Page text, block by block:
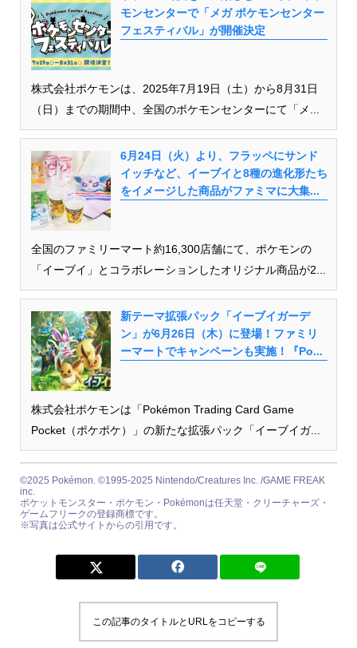
モンセンターで「メガ ポケモンセンター
フェスティバル」が開催決定
株式会社ポケモンは、2025年7月19日（土）から8月31日
（日）までの期間中、全国のポケモンセンターにて「メ...
6月24日（火）より、フラッペにサンド
イッチなど、イーブイと8種の進化形たち
をイメージした商品がファミマに大集...
全国のファミリーマート約16,300店舗にて、ポケモンの
「イーブイ」とコラボレーションしたオリジナル商品が2...
新テーマ拡張パック「イーブイガーデ
ン」が6月26日（木）に登場！ファミリ
ーマートでキャンペーンも実施！『Po...
株式会社ポケモンは「Pokémon Trading Card Game
Pocket（ポケポケ）」の新たな拡張パック「イーブイガ...
©2025 Pokémon. ©1995-2025 Nintendo/Creatures Inc. /GAME FREAK
inc.
ポケットモンスター・ポケモン・Pokémonは任天堂・クリーチャーズ・
ゲームフリークの登録商標です。
※写真は公式サイトからの引用です。
この記事のタイトルとURLをコピーする